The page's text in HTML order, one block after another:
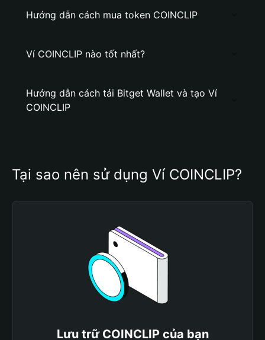
Hướng dẫn cách mua token COINCLIP
Ví COINCLIP nào tốt nhất?
Hướng dẫn cách tải Bitget Wallet và tạo Ví
COINCLIP
Tại sao nên sử dụng Ví COINCLIP?
Lưu trữ COINCLIP của bạn